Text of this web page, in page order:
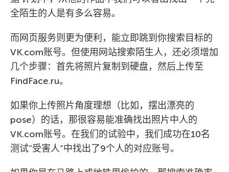
全陌生的人是有多么容易。
而网页服务则更为便利，能立即跳到你搜索目标的
VK.com账号。但使用网站搜索陌生人，还必须增加
几个步骤：首先将照片复制到硬盘，然后上传至
FindFace.ru。
如果你上传照片角度理想（比如，摆出漂亮的
pose）的话，那很容易能准确找出照片中人的
VK.com账号。在我们的试验中，我们成功在10名
测试”受害人”中找出了9个人的对应账号。